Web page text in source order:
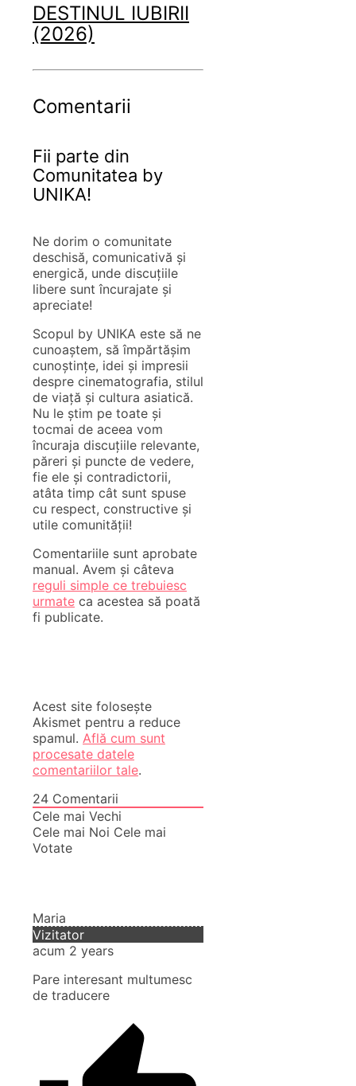
DESTINUL IUBIRII
(2026)
Comentarii
Fii parte din
Comunitatea by
UNIKA!
Ne dorim o comunitate
deschisă, comunicativă și
energică, unde discuțiile
libere sunt încurajate și
apreciate!
Scopul by UNIKA este să ne
cunoaștem, să împărtășim
cunoștințe, idei și impresii
despre cinematografia, stilul
de viață și cultura asiatică.
Nu le știm pe toate și
tocmai de aceea vom
încuraja discuțiile relevante,
păreri și puncte de vedere,
fie ele și contradictorii,
atâta timp cât sunt spuse
cu respect, constructive și
utile comunității!
Comentariile sunt aprobate
manual. Avem și câteva
reguli simple ce trebuiesc
urmate ca acestea să poată
fi publicate.
Acest site folosește
Akismet pentru a reduce
spamul. Află cum sunt
procesate datele
comentariilor tale.
24 Comentarii
Cele mai Vechi
Cele mai Noi Cele mai
Votate
Maria
Vizitator
acum 2 years
Pare interesant multumesc
de traducere